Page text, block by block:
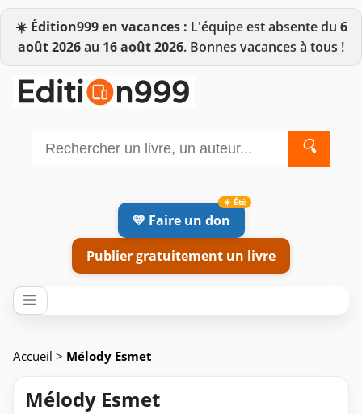
☀️ Édition999 en vacances : L'équipe est absente du 6
août 2026au 16 août 2026. Bonnes vacances à tous !
🔍
💛 Faire un don
Publier gratuitement un livre
Accueil > Mélody Esmet
Mélody Esmet